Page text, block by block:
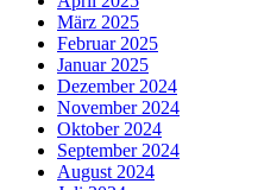
März 2025
Februar 2025
Januar 2025
Dezember 2024
November 2024
Oktober 2024
September 2024
August 2024